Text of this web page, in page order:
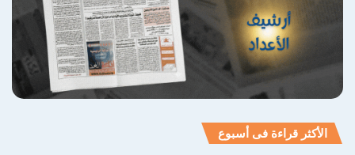
الأكثر قراءة فى أسبوع